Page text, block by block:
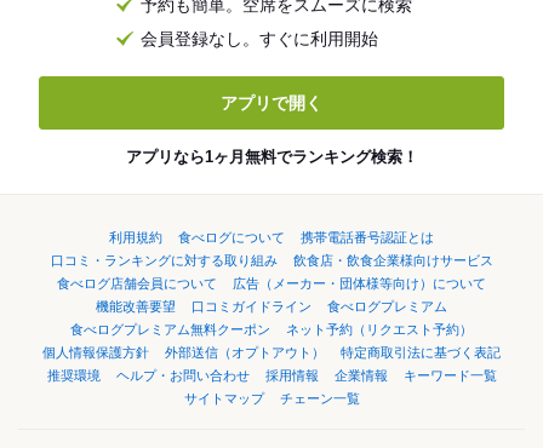
予約も簡単。空席をスムーズに検索
会員登録なし。すぐに利用開始
アプリで開く
アプリなら1ヶ月無料でランキング検索！
利用規約 食べログについて
携帯電話番号認証とは
口コミ・ランキングに対する取り組み
飲食店・飲食企業様向けサービス
食べログ店舗会員について
広告（メーカー・団体様等向け）について
機能改善要望
口コミガイドライン
食べログプレミアム
食べログプレミアム無料クーポン
ネット予約（リクエスト予約）
個人情報保護方針
外部送信（オプトアウト）
特定商取引法に基づく表記
推奨環境
ヘルプ・お問い合わせ 採用情報 企業情報
キーワード一覧
サイトマップ
チェーン一覧